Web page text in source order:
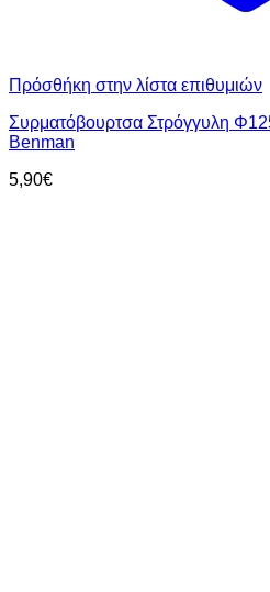
Πρόσθήκη στην λίστα επιθυμιών
Συρματόβουρτσα Στρόγγυλη
Benman
5,90€